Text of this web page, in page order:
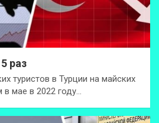
раз
туристов в Турции на майских
мае в 2022 году…